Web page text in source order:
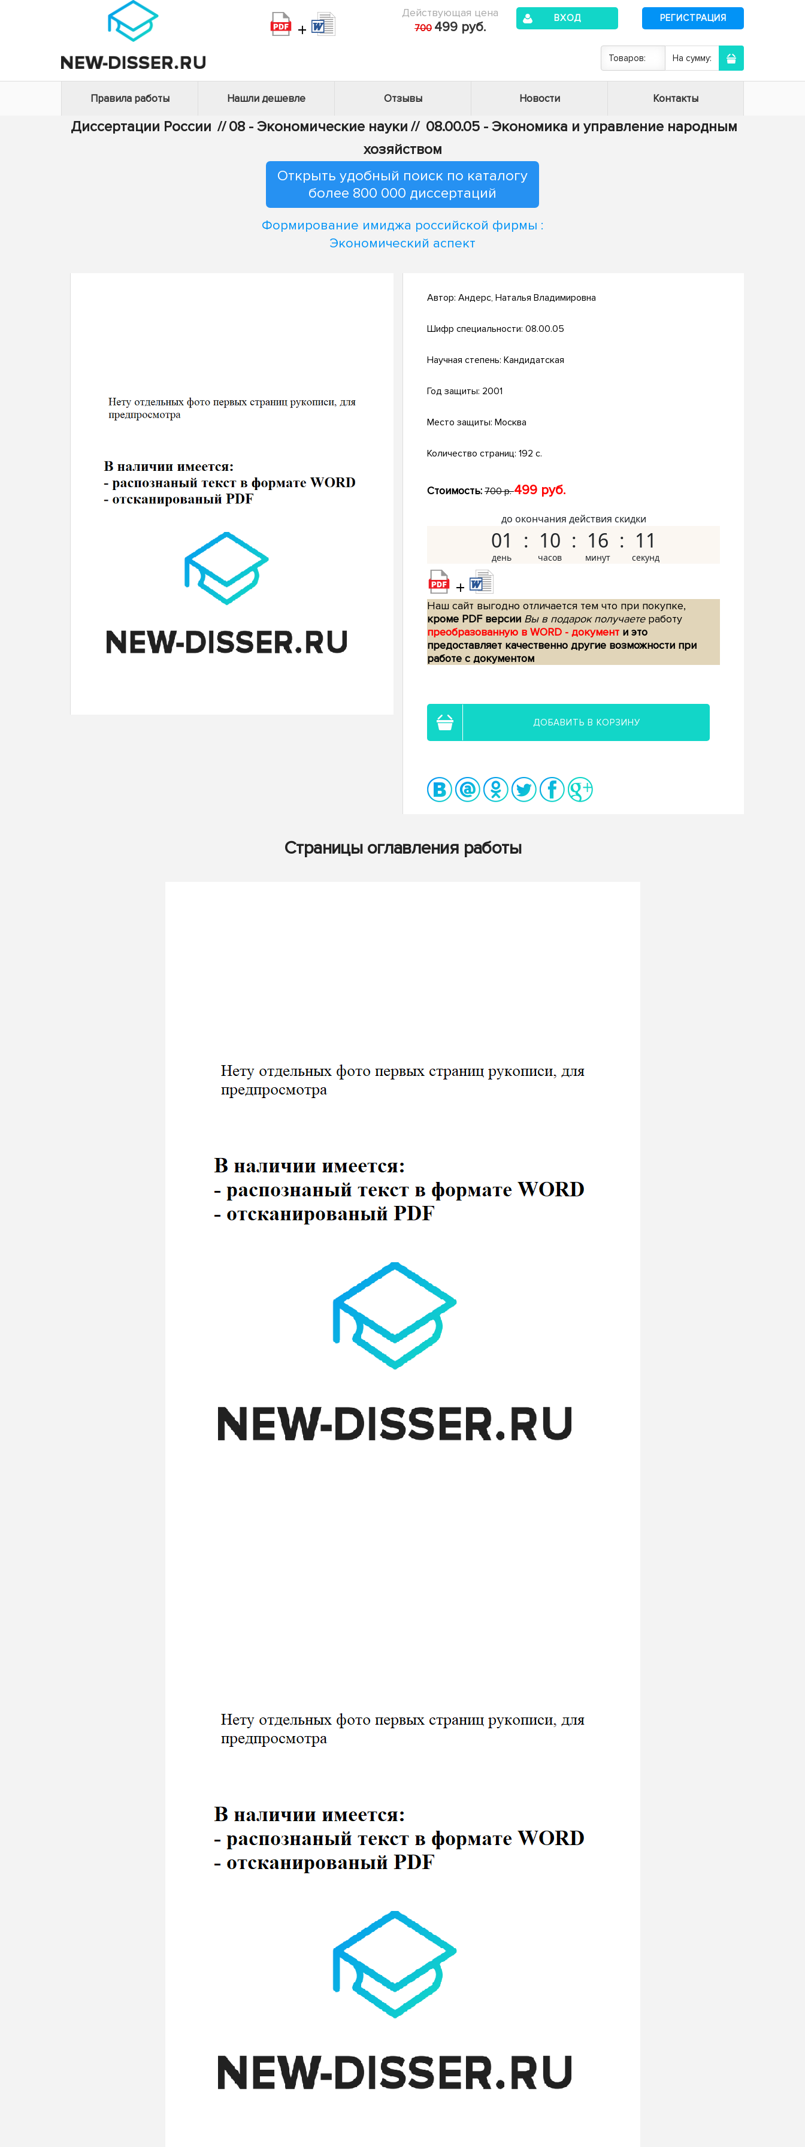
+
Действующая цена
700 499 руб.
ВХОД РЕГИСТРАЦИЯ
Товаров: На сумму:
Правила работы Нашли дешевле Отзывы Новости Контакты
Диссертации России // 08 - Экономические науки // 08.00.05 - Экономика и управление народным
хозяйством
Открыть удобный поиск по каталогу
более 800 000 диссертаций
Формирование имиджа российской фирмы :
Экономический аспект
Автор: Андерс, Наталья Владимировна
Шифр специальности: 08.00.05
Научная степень: Кандидатская
Год защиты: 2001
Место защиты: Москва
Количество страниц: 192 с.
Стоимость: 700 р.499 руб.
до окончания действия скидки
01 10 16 10
+
Наш сайт выгодно отличается тем что при покупке,
кроме PDF версии Вы в подарок получаетеработу
преобразованную в WORD - документ и это
предоставляет качественно другие возможности при
работе с документом
ДОБАВИТЬ В КОРЗИНУ
Страницы оглавления работы